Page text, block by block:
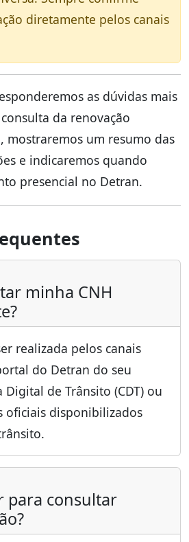
diretamente pelos canais
as dúvidas mais
da renovação
mostraremos um resumo das
e indicaremos quando
presencial no Detran.
minha CNH
realizada pelos canais
do Detran do seu
Digital de Trânsito (CDT) ou
oficiais disponibilizados
para consultar